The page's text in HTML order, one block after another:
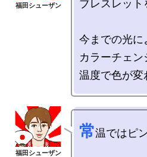
ブレスレット
今までの光に
カラーチェン
常温ではピン